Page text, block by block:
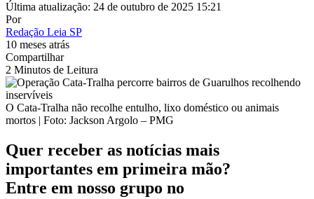
Última atualização: 24 de outubro de 2025 15:21
Por
Redação Leia SP
10 meses atrás
Compartilhar
2 Minutos de Leitura
O Cata-Tralha não recolhe entulho, lixo doméstico ou animais
mortos | Foto: Jackson Argolo – PMG
Quer receber as notícias mais
importantes em primeira mão?
Entre em nosso grupo no